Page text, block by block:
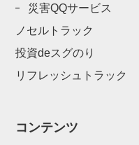
災害QQサービス
ノセルトラック
投資deスグのり
リフレッシュトラック
コンテンツ